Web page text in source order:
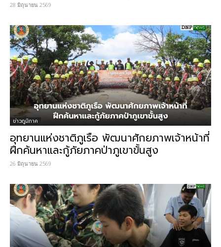
28 มิถุนายน 2569
ข่าวภูมิภาค
อุทยานแห่งชาติภูเรือ พัฒนาศักยภาพเจ้าหน้าที่
ฝึกค้นหาและกู้ภัยภาคป่าภูเขาขั้นสูง
26 มิถุนายน 2569